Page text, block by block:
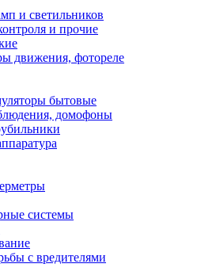
и светильников
и прочие
движения, фотореле
бытовые
домофоны
системы
с вредителями